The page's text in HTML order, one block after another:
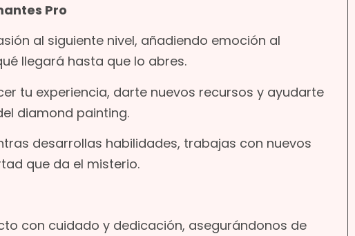
Pro
al siguiente nivel, añadiendo emoción al
llegará hasta que lo abres.
tu experiencia, darte nuevos recursos y ayudarte
diamond painting.
desarrollas habilidades, trabajas con nuevos
que da el misterio.
con cuidado y dedicación, asegurándonos de